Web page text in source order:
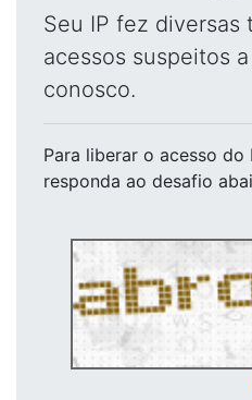
Seu IP fez diversas
acessos suspeitos
conosco.
Para liberar o acesso do
responda ao desafio